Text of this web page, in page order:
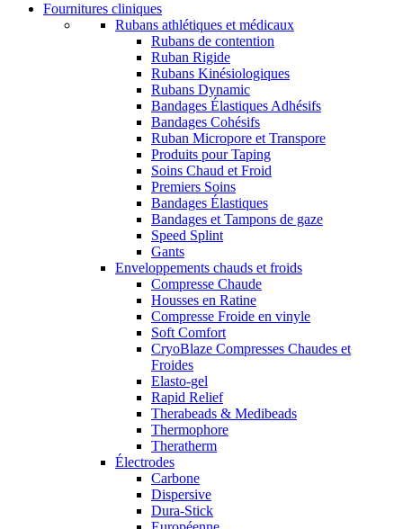
Fournitures cliniques
Rubans athlétiques et médicaux
Rubans de contention
Ruban Rigide
Rubans Kinésiologiques
Rubans Dynamic
Bandages Élastiques Adhésifs
Bandages Cohésifs
Ruban Micropore et Transpore
Produits pour Taping
Soins Chaud et Froid
Premiers Soins
Bandages Élastiques
Bandages et Tampons de gaze
Speed Splint
Gants
Enveloppements chauds et froids
Compresse Chaude
Housses en Ratine
Compresse Froide en vinyle
Soft Comfort
CryoBlaze Compresses Chaudes et
Froides
Elasto-gel
Rapid Relief
Therabeads & Medibeads
Thermophore
Theratherm
Électrodes
Carbone
Dispersive
Dura-Stick